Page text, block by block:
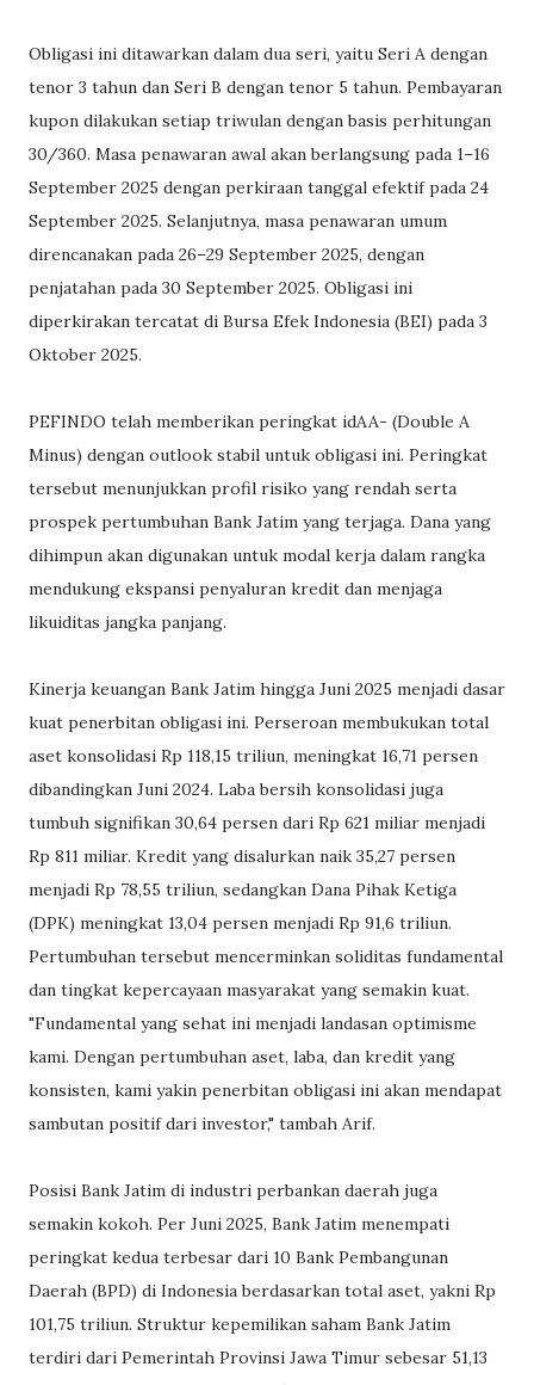
Obligasi ini ditawarkan dalam dua seri, yaitu Seri A dengan
tenor 3 tahun dan Seri B dengan tenor 5 tahun. Pembayaran
kupon dilakukan setiap triwulan dengan basis perhitungan
30/360. Masa penawaran awal akan berlangsung pada 1–16
September 2025 dengan perkiraan tanggal efektif pada 24
September 2025. Selanjutnya, masa penawaran umum
direncanakan pada 26–29 September 2025, dengan
penjatahan pada 30 September 2025. Obligasi ini
diperkirakan tercatat di Bursa Efek Indonesia (BEI) pada 3
Oktober 2025.
PEFINDO telah memberikan peringkat idAA- (Double A
Minus) dengan outlook stabil untuk obligasi ini. Peringkat
tersebut menunjukkan profil risiko yang rendah serta
prospek pertumbuhan Bank Jatim yang terjaga. Dana yang
dihimpun akan digunakan untuk modal kerja dalam rangka
mendukung ekspansi penyaluran kredit dan menjaga
likuiditas jangka panjang.
Kinerja keuangan Bank Jatim hingga Juni 2025 menjadi dasar
kuat penerbitan obligasi ini. Perseroan membukukan total
aset konsolidasi Rp 118,15 triliun, meningkat 16,71 persen
dibandingkan Juni 2024. Laba bersih konsolidasi juga
tumbuh signifikan 30,64 persen dari Rp 621 miliar menjadi
Rp 811 miliar. Kredit yang disalurkan naik 35,27 persen
menjadi Rp 78,55 triliun, sedangkan Dana Pihak Ketiga
(DPK) meningkat 13,04 persen menjadi Rp 91,6 triliun.
Pertumbuhan tersebut mencerminkan soliditas fundamental
dan tingkat kepercayaan masyarakat yang semakin kuat.
"Fundamental yang sehat ini menjadi landasan optimisme
kami. Dengan pertumbuhan aset, laba, dan kredit yang
konsisten, kami yakin penerbitan obligasi ini akan mendapat
sambutan positif dari investor," tambah Arif.
Posisi Bank Jatim di industri perbankan daerah juga
semakin kokoh. Per Juni 2025, Bank Jatim menempati
peringkat kedua terbesar dari 10 Bank Pembangunan
Daerah (BPD) di Indonesia berdasarkan total aset, yakni Rp
101,75 triliun. Struktur kepemilikan saham Bank Jatim
terdiri dari Pemerintah Provinsi Jawa Timur sebesar 51,13